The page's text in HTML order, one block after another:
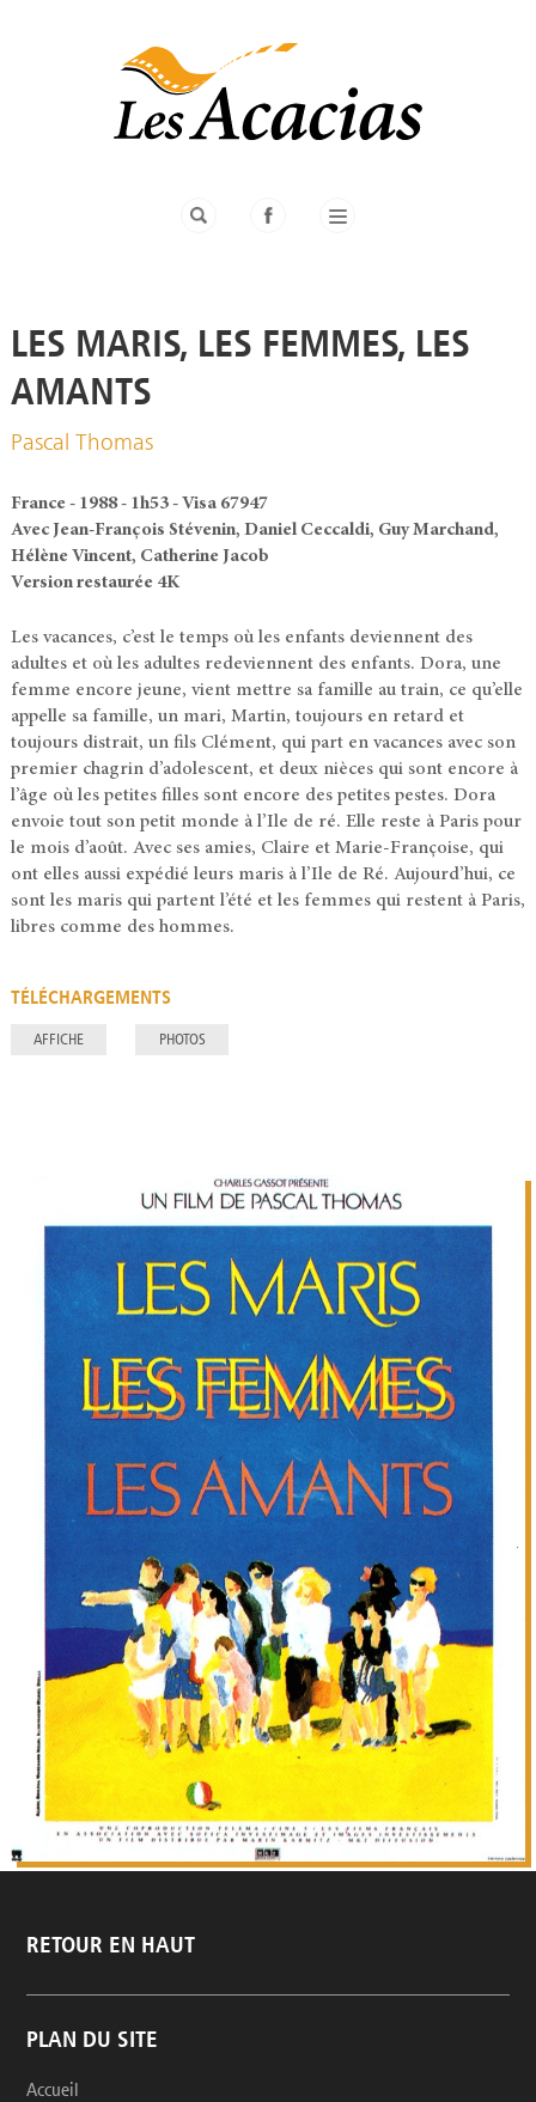
LES MARIS, LES FEMMES, LES
AMANTS
Pascal Thomas
France - 1988 - 1h53 - Visa 67947
Avec Jean-François Stévenin, Daniel Ceccaldi, Guy Marchand,
Hélène Vincent, Catherine Jacob
Version restaurée 4K
Les vacances, c’est le temps où les enfants deviennent des
adultes et où les adultes redeviennent des enfants. Dora, une
femme encore jeune, vient mettre sa famille au train, ce qu’elle
appelle sa famille, un mari, Martin, toujours en retard et
toujours distrait, un fils Clément, qui part en vacances avec son
premier chagrin d’adolescent, et deux nièces qui sont encore à
l’âge où les petites filles sont encore des petites pestes. Dora
envoie tout son petit monde à l’Ile de ré. Elle reste à Paris pour
le mois d’août. Avec ses amies, Claire et Marie-Françoise, qui
ont elles aussi expédié leurs maris à l’Ile de Ré. Aujourd’hui, ce
sont les maris qui partent l’été et les femmes qui restent à Paris,
libres comme des hommes.
TÉLÉCHARGEMENTS
AFFICHE PHOTOS
RETOUR EN HAUT
PLAN DU SITE
Accueil